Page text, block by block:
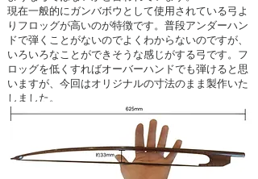
現在一般的にガンバボウとして使用されている弓よ
りフロッグが高いのが特徴です。普段アンダーハン
ドで弾くことがないのでよくわからないのですが、
いろいろなことができそうな感じがする弓です。フ
ロッグを低くすればオーバーハンドでも弾けると思
いますが、今回はオリジナルの寸法のまま製作いた
しました。